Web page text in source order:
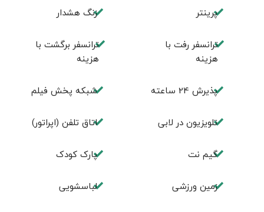
پرینتر زنگ هشدار
ترانسفر رفت با
هزینه
ترانسفر برگشت با
هزینه
پذیرش 24 ساعته شبکه پخش فیلم
تلویزیون در لابی اتاق تلفن (اپراتور)
گیم نت پارک کودک
زمین ورزشی لباسشویی